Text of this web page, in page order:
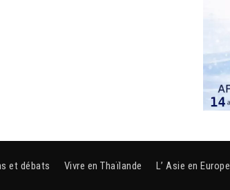
et débats Vivre en Thaïlande L’ Asie en Europe